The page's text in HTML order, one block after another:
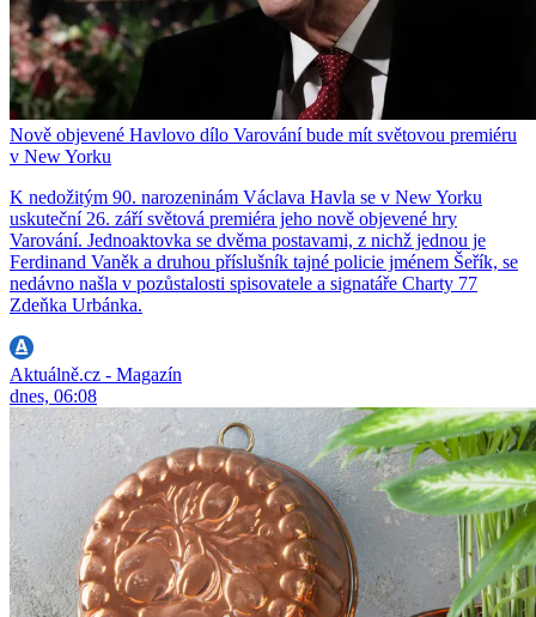
Nově objevené Havlovo dílo Varování bude mít světovou premiéru
v New Yorku
K nedožitým 90. narozeninám Václava Havla se v New Yorku
uskuteční 26. září světová premiéra jeho nově objevené hry
Varování. Jednoaktovka se dvěma postavami, z nichž jednou je
Ferdinand Vaněk a druhou příslušník tajné policie jménem Šeřík, se
nedávno našla v pozůstalosti spisovatele a signatáře Charty 77
Zdeňka Urbánka.
Aktuálně.cz - Magazín
dnes, 06:08